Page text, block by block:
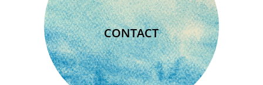
CONTACT